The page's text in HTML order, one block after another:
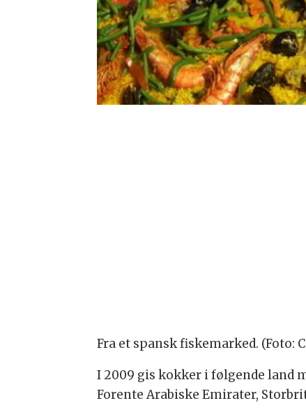
Fra et spansk fiskemarked. (Foto:
I 2009 gis kokker i følgende land
Forente Arabiske Emirater,